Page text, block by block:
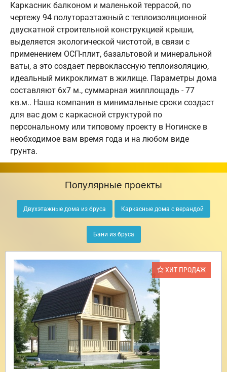
Каркасник балконом и маленькой террасой, по
чертежу 94 полутораэтажный с теплоизоляционной
двускатной строительной конструкцией крыши,
выделяется экологической чистотой, в связи с
применением ОСП-плит, базальтовой и минеральной
ваты, а это создает первоклассную теплоизоляцию,
идеальный микроклимат в жилище. Параметры дома
составляют 6х7 м., суммарная жилплощадь - 77
кв.м.. Наша компания в минимальные сроки создаст
для вас дом с каркасной структурой по
персональному или типовому проекту в Ногинске в
необходимое вам время года и на любом виде
грунта.
Популярные проекты
Двухэтажные дома из бруса Каркасные дома с верандой
Бани из бруса
ХИТ ПРОДАЖ